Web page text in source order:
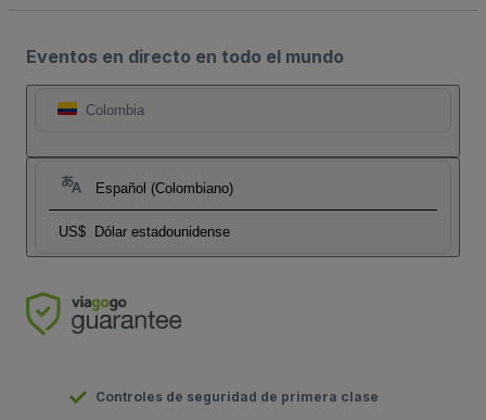
Eventos en directo en todo el mundo
Colombia
Español (Colombiano)
US$ Dólar estadounidense
Controles de seguridad de primera clase